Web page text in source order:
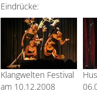
Eindrücke:
Klangwelten Festival
am 10.12.2008